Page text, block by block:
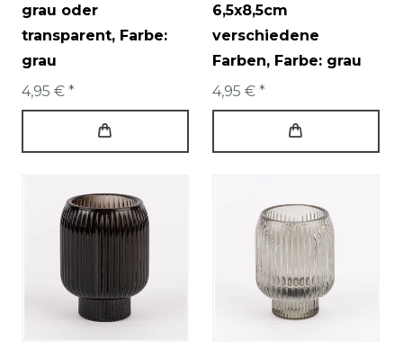
grau oder
transparent, Farbe:
grau
4,95 € *
6,5x8,5cm
verschiedene
Farben, Farbe: grau
4,95 € *